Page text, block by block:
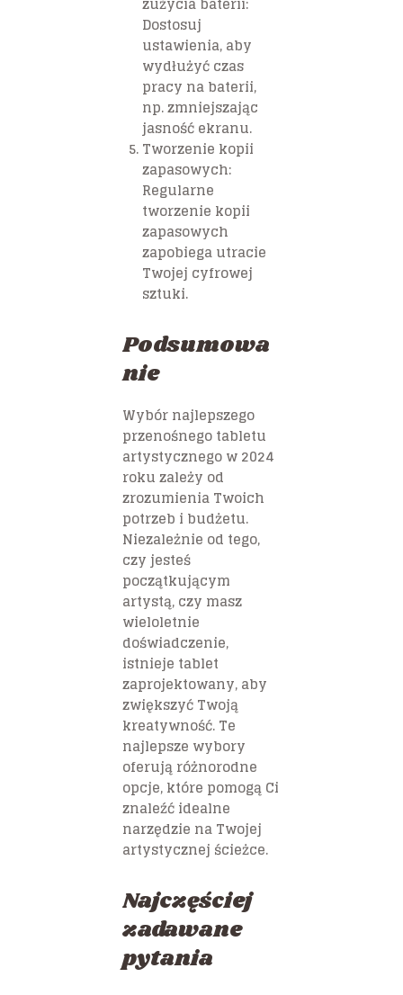
Dostosuj
ustawienia, aby
wydłużyć czas
pracy na baterii,
np. zmniejszając
jasność ekranu.
Tworzenie kopii
zapasowych:
Regularne
tworzenie kopii
zapasowych
zapobiega utracie
Twojej cyfrowej
sztuki.
Podsumowa
nie
Wybór najlepszego
przenośnego tabletu
artystycznego w 2024
roku zależy od
zrozumienia Twoich
potrzeb i budżetu.
Niezależnie od tego,
czy jesteś
początkującym
artystą, czy masz
wieloletnie
doświadczenie,
istnieje tablet
zaprojektowany, aby
zwiększyć Twoją
kreatywność. Te
najlepsze wybory
oferują różnorodne
opcje, które pomogą Ci
znaleźć idealne
narzędzie na Twojej
artystycznej ścieżce.
Najczęściej
zadawane
pytania